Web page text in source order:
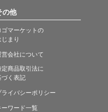
の他
ゴマーケットの
じまり
営会社について
定商品取引法に
づく表記
ライバシーポリシー
ーワード一覧